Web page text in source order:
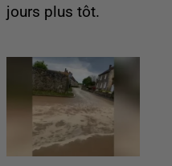
jours plus tôt.